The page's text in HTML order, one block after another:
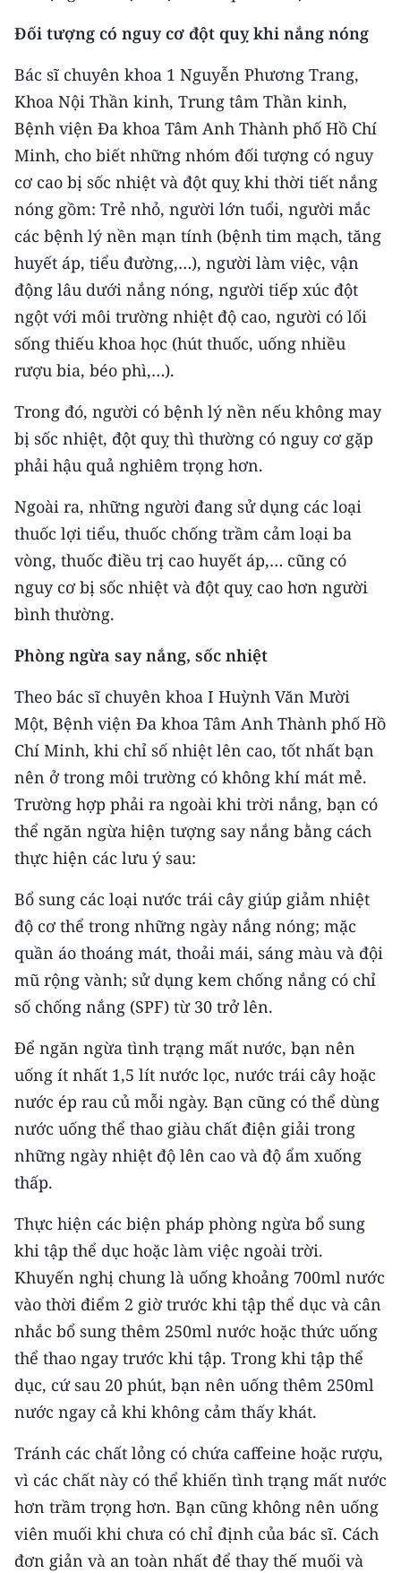
FRANÇAIS
РУССКИЙ
ESPAÑOL
한국어
Đối tượng có nguy cơ đột quỵ khi nắng nóng
Bác sĩ chuyên khoa 1 Nguyễn Phương Trang,
Khoa Nội Thần kinh, Trung tâm Thần kinh,
Bệnh viện Đa khoa Tâm Anh Thành phố Hồ Chí
Minh, cho biết những nhóm đối tượng có nguy
cơ cao bị sốc nhiệt và đột quỵ khi thời tiết nắng
nóng gồm: Trẻ nhỏ, người lớn tuổi, người mắc
các bệnh lý nền mạn tính (bệnh tim mạch, tăng
huyết áp, tiểu đường,…), người làm việc, vận
động lâu dưới nắng nóng, người tiếp xúc đột
ngột với môi trường nhiệt độ cao, người có lối
sống thiếu khoa học (hút thuốc, uống nhiều
rượu bia, béo phì,…).
Trong đó, người có bệnh lý nền nếu không may
bị sốc nhiệt, đột quỵ thì thường có nguy cơ gặp
phải hậu quả nghiêm trọng hơn.
Ngoài ra, những người đang sử dụng các loại
thuốc lợi tiểu, thuốc chống trầm cảm loại ba
vòng, thuốc điều trị cao huyết áp,… cũng có
nguy cơ bị sốc nhiệt và đột quỵ cao hơn người
bình thường.
Phòng ngừa say nắng, sốc nhiệt
Theo bác sĩ chuyên khoa I Huỳnh Văn Mười
Một, Bệnh viện Đa khoa Tâm Anh Thành phố Hồ
Chí Minh, khi chỉ số nhiệt lên cao, tốt nhất bạn
nên ở trong môi trường có không khí mát mẻ.
Trường hợp phải ra ngoài khi trời nắng, bạn có
thể ngăn ngừa hiện tượng say nắng bằng cách
thực hiện các lưu ý sau:
Bổ sung các loại nước trái cây giúp giảm nhiệt
độ cơ thể trong những ngày nắng nóng; mặc
quần áo thoáng mát, thoải mái, sáng màu và đội
mũ rộng vành; sử dụng kem chống nắng có chỉ
số chống nắng (SPF) từ 30 trở lên.
Để ngăn ngừa tình trạng mất nước, bạn nên
uống ít nhất 1,5 lít nước lọc, nước trái cây hoặc
nước ép rau củ mỗi ngày. Bạn cũng có thể dùng
nước uống thể thao giàu chất điện giải trong
những ngày nhiệt độ lên cao và độ ẩm xuống
thấp.
Thực hiện các biện pháp phòng ngừa bổ sung
khi tập thể dục hoặc làm việc ngoài trời.
Khuyến nghị chung là uống khoảng 700ml nước
vào thời điểm 2 giờ trước khi tập thể dục và cân
nhắc bổ sung thêm 250ml nước hoặc thức uống
thể thao ngay trước khi tập. Trong khi tập thể
dục, cứ sau 20 phút, bạn nên uống thêm 250ml
nước ngay cả khi không cảm thấy khát.
Tránh các chất lỏng có chứa caffeine hoặc rượu,
vì các chất này có thể khiến tình trạng mất nước
hơn trầm trọng hơn. Bạn cũng không nên uống
viên muối khi chưa có chỉ định của bác sĩ. Cách
đơn giản và an toàn nhất để thay thế muối và